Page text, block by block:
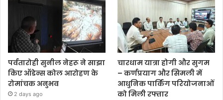
पर्वतारोही सुनील नेहरू ने साझा
किए ऑडेन्स कोल आरोहण के
रोमांचक अनुभव
2 days ago
चारधाम यात्रा होगी और सुगम
– कर्णप्रयाग और सिमली में
आधुनिक पार्किंग परियोजनाओं
को मिली रफ्तार